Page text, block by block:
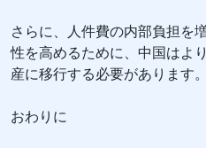
さらに、人件費の内部負担を
性を高めるために、中国はよ
産に移行する必要があります。
おわりに